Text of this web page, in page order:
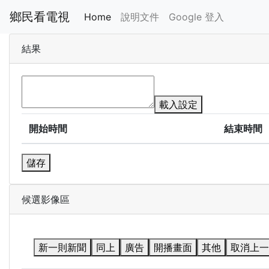
鄉民看電視 Home 說明文件 Google 登入
結果
載入設定
開始時間
結束時間
儲存
候選影像區
新一則新聞 同上 廣告 開播畫面 其他 取消上